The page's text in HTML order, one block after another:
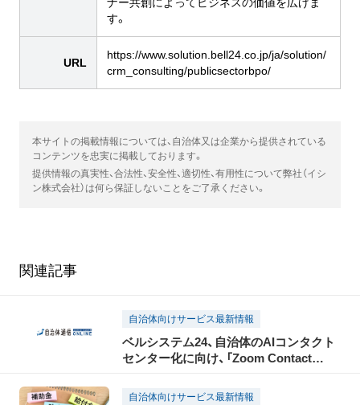
す。
URL
https://www.solution.bell24.co.jp/ja/solution/
crm_consulting/publicsectorbpo/
本サイトの掲載情報については、自治体又は企業から提供されている
コンテンツを忠実に掲載しております。
提供情報の真実性、合法性、安全性、適切性、有用性について弊社（イシ
ン株式会社）は何ら保証しないことをご了承ください。
関連記事
自治体向けサービス最新情報
ベルシステム24、自治体のAIコンタクト
センター化に向け、「Zoom Contact
販売を開始
自治体向けサービス最新情報